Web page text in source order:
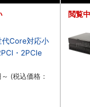
代Core対応小
・2PCIe
～ (税込価格：
閲覧